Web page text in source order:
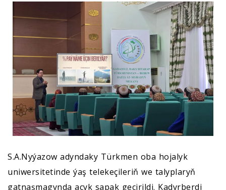
S.A.Nyýazow adyndaky Türkmen oba hojalyk
uniwersitetinde ýaş telekeçileriň we talyplaryň
gatnaşmagynda açyk sapak geçirildi. Kadyrberdi